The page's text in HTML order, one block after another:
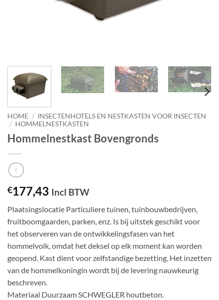
HOME / INSECTENHOTELS EN NESTKASTEN VOOR INSECTEN
/ HOMMELNESTKASTEN
Hommelnestkast Bovengronds
€177,43 Incl BTW
Plaatsingslocatie Particuliere tuinen, tuinbouwbedrijven,
fruitboomgaarden, parken, enz. Is bij uitstek geschikt voor
het observeren van de ontwikkelingsfasen van het
hommelvolk, omdat het deksel op elk moment kan worden
geopend. Kast dient voor zelfstandige bezetting. Het inzetten
van de hommelkoningin wordt bij de levering nauwkeurig
beschreven.
Materiaal Duurzaam SCHWEGLER houtbeton.